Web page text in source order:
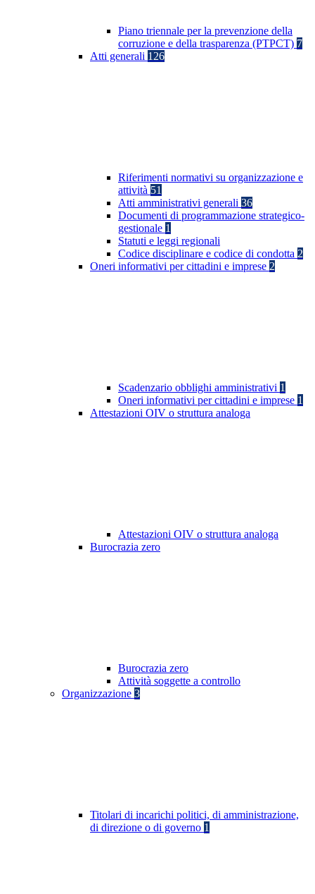
Piano triennale per la prevenzione della
corruzione e della trasparenza (PTPCT) 7
Atti generali 126
Riferimenti normativi su organizzazione e
attività 51
Atti amministrativi generali 36
Documenti di programmazione strategico-
gestionale 1
Statuti e leggi regionali
Codice disciplinare e codice di condotta 2
Oneri informativi per cittadini e imprese 2
Scadenzario obblighi amministrativi 1
Oneri informativi per cittadini e imprese 1
Attestazioni OIV o struttura analoga
Attestazioni OIV o struttura analoga
Burocrazia zero
Burocrazia zero
Attività soggette a controllo
Organizzazione 3
Titolari di incarichi politici, di amministrazione,
di direzione o di governo 1